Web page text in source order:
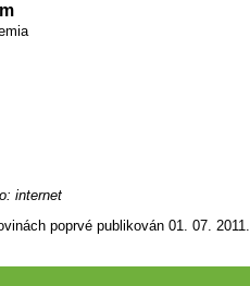
internet
poprvé publikován 01. 07. 2011.